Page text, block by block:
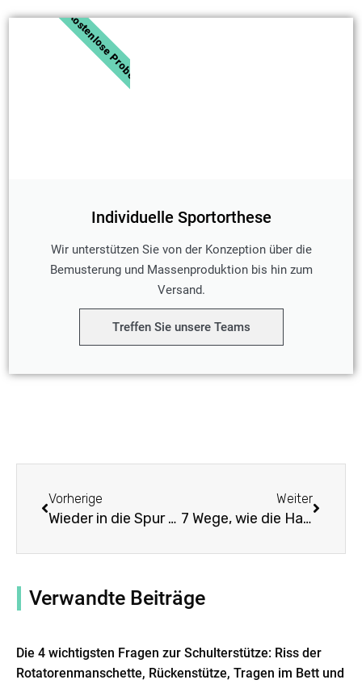
Individuelle Sportorthese
Wir unterstützen Sie von der Konzeption über die
Bemusterung und Massenproduktion bis hin zum
Versand.
Treffen Sie unsere Teams
Kostenlose Probe
Vorherige
Wieder in die Spur kommen: Wie die Dr. Ho Rückenbandage Ihre Genesung unterstützen kann
Weiter
7 Wege, wie die Hanfvana-Rückenbandage Ihre Lebensqualität verbessern kann
Verwandte Beiträge
Die 4 wichtigsten Fragen zur Schulterstütze: Riss der
Rotatorenmanschette, Rückenstütze, Tragen im Bett und